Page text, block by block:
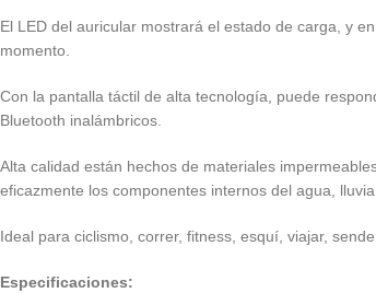
El LED del auricular mostrará el estado de carga, y
momento.
Con la pantalla táctil de alta tecnología, puede
Bluetooth inalámbricos.
Alta calidad están hechos de materiales
eficazmente los componentes internos del agua, lluvia
Ideal para ciclismo, correr, fitness, esquí, viajar,
Especificaciones: